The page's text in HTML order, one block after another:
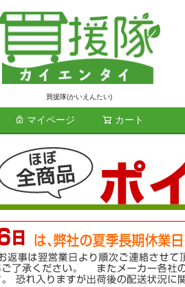
買援隊(かいえんたい)
マイページ カート
検索